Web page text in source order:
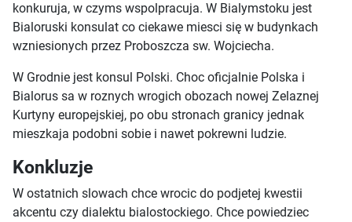
konkuruja, w czyms wspolpracuja. W Bialymstoku jest
Bialoruski konsulat co ciekawe miesci się w budynkach
wzniesionych przez Proboszcza sw. Wojciecha.
W Grodnie jest konsul Polski. Choc oficjalnie Polska i
Bialorus sa w roznych wrogich obozach nowej Zelaznej
Kurtyny europejskiej, po obu stronach granicy jednak
mieszkaja podobni sobie i nawet pokrewni ludzie.
Konkluzje
W ostatnich slowach chce wrocic do podjetej kwestii
akcentu czy dialektu bialostockiego. Chce powiedziec